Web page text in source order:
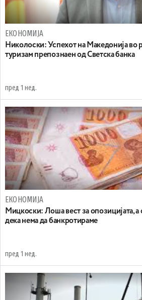
ЕКОНОМИЈА
Николоски: Успехот на Македонија во
туризам препознаен од Светска банка
пред 1 нед.
ЕКОНОМИЈА
Мицкоски: Лоша вест за опозицијата, а
дека нема да банкротираме
пред 1 нед.